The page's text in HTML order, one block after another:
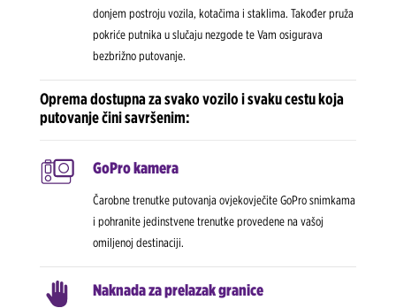
donjem postroju vozila, kotačima i staklima. Također pruža
pokriće putnika u slučaju nezgode te Vam osigurava
bezbrižno putovanje.
Oprema dostupna za svako vozilo i svaku cestu koja
putovanje čini savršenim:
GoPro kamera
Čarobne trenutke putovanja ovjekovječite GoPro snimkama
i pohranite jedinstvene trenutke provedene na vašoj
omiljenoj destinaciji.
Naknada za prelazak granice